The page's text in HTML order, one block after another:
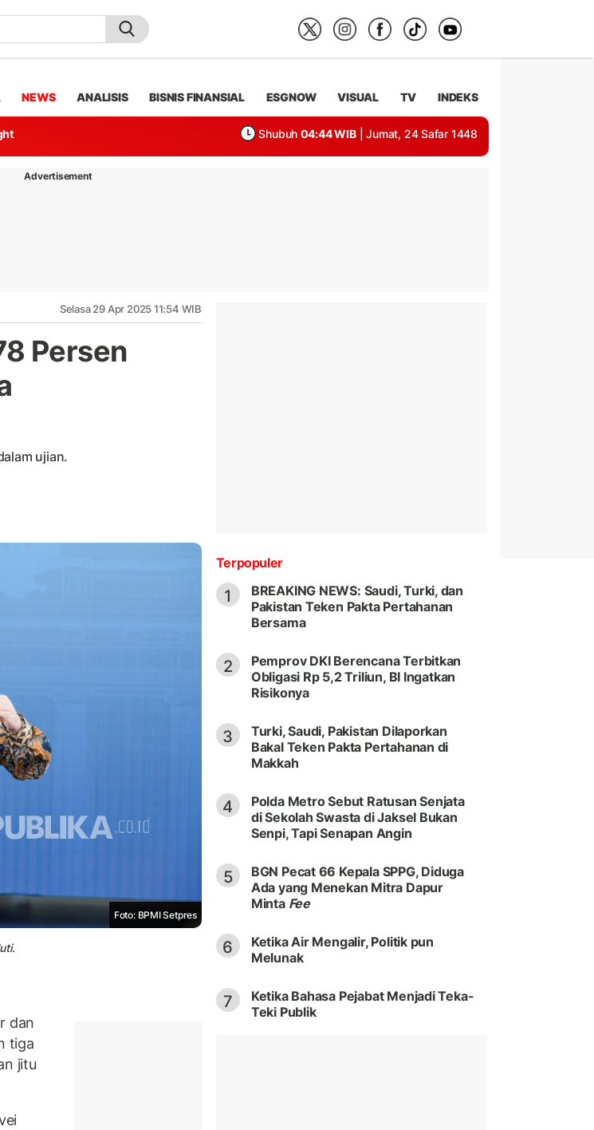
NEWS ANALISIS BISNIS FINANSIAL ESGNOW VISUAL TV INDEKS
Shubuh 04:44 WIB | Jumat, 24 Safar 1448
Advertisement
Selasa 29 Apr 2025 11:54 WIB
Persen
ujian.
Foto: BPMI Setpres
dan
tiga
jitu
Terpopuler
1
BREAKING NEWS: Saudi, Turki, dan
Pakistan Teken Pakta Pertahanan
Bersama
2
Pemprov DKI Berencana Terbitkan
Obligasi Rp 5,2 Triliun, BI Ingatkan
Risikonya
3
Turki, Saudi, Pakistan Dilaporkan
Bakal Teken Pakta Pertahanan di
Makkah
4
Polda Metro Sebut Ratusan Senjata
di Sekolah Swasta di Jaksel Bukan
Senpi, Tapi Senapan Angin
5
BGN Pecat 66 Kepala SPPG, Diduga
Ada yang Menekan Mitra Dapur
Minta Fee
6
Ketika Air Mengalir, Politik pun
Melunak
7
Ketika Bahasa Pejabat Menjadi Teka-
Teki Publik